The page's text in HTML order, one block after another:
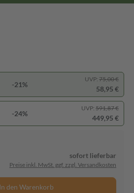
-21%
UVP: 75,00 €
58,95 €
-24%
UVP: 591,87 €
449,95 €
sofort lieferbar
Preise inkl. MwSt. ggf. zzgl. Versandkosten
In den Warenkorb